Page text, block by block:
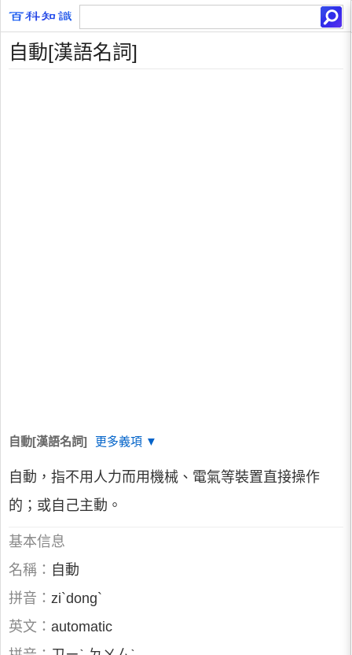
自動[漢語名詞]
自動[漢語名詞] 更多義項 ▼
自動，指不用人力而用機械、電氣等裝置直接操作
的；或自己主動。
基本信息
名稱： 自動
拼音： zi`dong`
英文： automatic